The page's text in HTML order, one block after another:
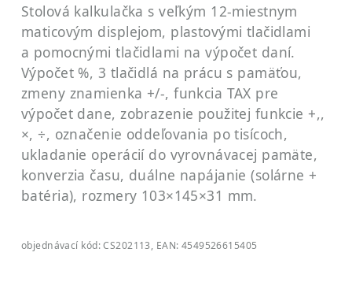
Stolová kalkulačka s veľkým 12-miestnym
maticovým displejom, plastovými tlačidlami
a pomocnými tlačidlami na výpočet daní.
Výpočet %, 3 tlačidlá na prácu s pamäťou,
zmeny znamienka +/-, funkcia TAX pre
výpočet dane, zobrazenie použitej funkcie +,,
×, ÷, označenie oddeľovania po tisícoch,
ukladanie operácií do vyrovnávacej pamäte,
konverzia času, duálne napájanie (solárne +
batéria), rozmery 103×145×31 mm.
objednávací kód: CS202113, EAN: 4549526615405